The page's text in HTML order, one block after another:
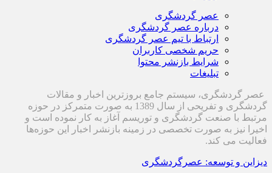
عصر گردشگری
درباره عصر گردشگری
ارتباط با تیم عصر گردشگری
حریم شخصی کاربران
شرایط بازنشر محتوا
تبلیغات
عصر گردشگری، سیستم جامع بروزترین اخبار و مقالات
گردشگری و تفریحی از سال 1389 به صورت متمرکز در حوزه
مرتبط با صنعت گردشگری و توریسم آغاز به کار نموده است و
اخیرا نیز به صورت تخصصی در زمینه بازنشر اخبار این حوزه‌ها
فعالیت می کند.
دیزاین و توسعه: عصرگردشگری